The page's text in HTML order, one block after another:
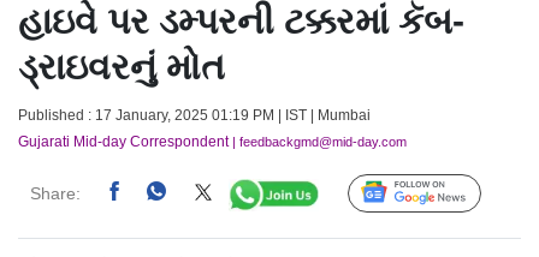
હાઇવે પર ડમ્પરની ટક્કરમાં કૅબ-
ડ્રાઇવરનું મોત
Published : 17 January, 2025 01:19 PM | IST | Mumbai
Gujarati Mid-day Correspondent| feedbackgmd@mid-day.com
Share: Follow Us